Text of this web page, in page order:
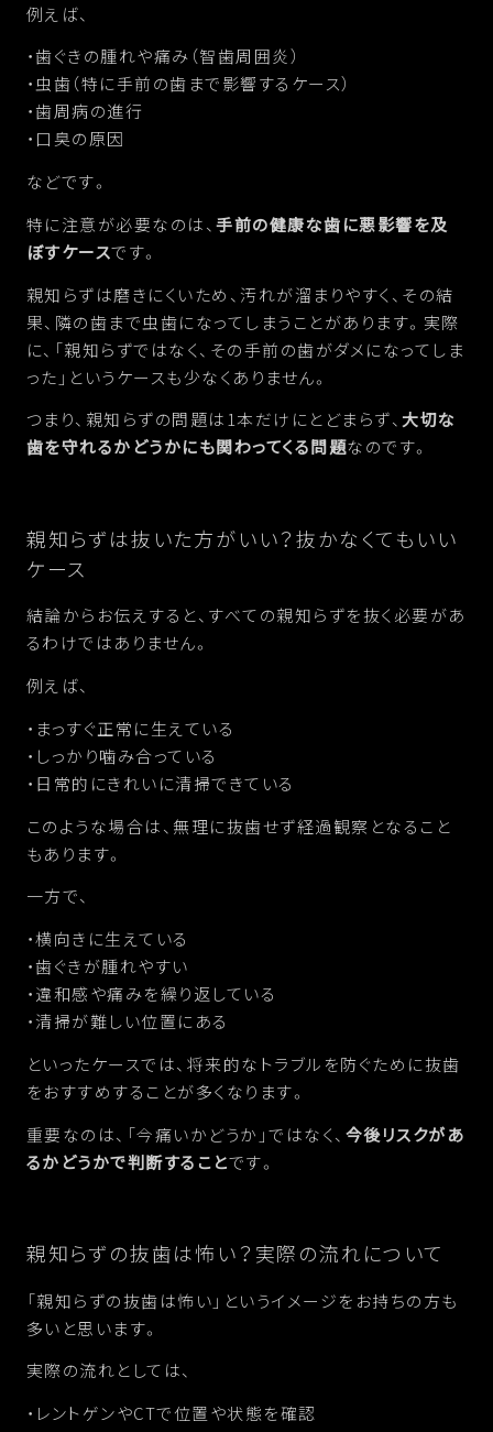
例えば、
・歯ぐきの腫れや痛み（智歯周囲炎）
・虫歯（特に手前の歯まで影響するケース）
・歯周病の進行
・口臭の原因
などです。
特に注意が必要なのは、手前の健康な歯に悪影響を及
ぼすケースです。
親知らずは磨きにくいため、汚れが溜まりやすく、その結
果、隣の歯まで虫歯になってしまうことがあります。実際
に、「親知らずではなく、その手前の歯がダメになってしま
った」というケースも少なくありません。
つまり、親知らずの問題は1本だけにとどまらず、大切な
歯を守れるかどうかにも関わってくる問題なのです。
親知らずは抜いた方がいい？抜かなくてもいい
ケース
結論からお伝えすると、すべての親知らずを抜く必要があ
るわけではありません。
例えば、
・まっすぐ正常に生えている
・しっかり噛み合っている
・日常的にきれいに清掃できている
このような場合は、無理に抜歯せず経過観察となること
もあります。
一方で、
・横向きに生えている
・歯ぐきが腫れやすい
・違和感や痛みを繰り返している
・清掃が難しい位置にある
といったケースでは、将来的なトラブルを防ぐために抜歯
をおすすめすることが多くなります。
重要なのは、「今痛いかどうか」ではなく、 今後リスクがあ
るかどうかで判断することです。
親知らずの抜歯は怖い？実際の流れについて
「親知らずの抜歯は怖い」というイメージをお持ちの方も
多いと思います。
実際の流れとしては、
・レントゲンやCTで位置や状態を確認